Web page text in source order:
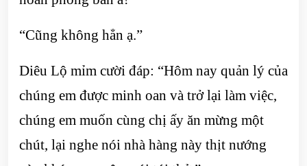
“Cũng không hẳn ạ.”
Diêu Lộ mỉm cười đáp: “Hôm nay quản lý của
chúng em được minh oan và trở lại làm việc,
chúng em muốn cùng chị ấy ăn mừng một
chút, lại nghe nói nhà hàng này thịt nướng